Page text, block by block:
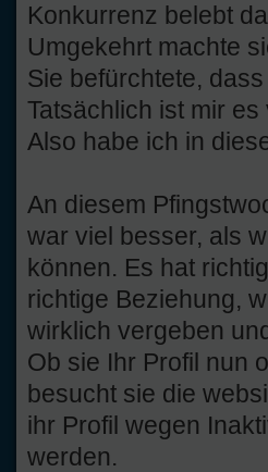
Konkurrenz belebt
Umgekehrt machte
Sie befürchtete,
Tatsächlich ist mir
Also habe ich in
An diesem
war viel besser, als
können. Es hat
richtige Beziehung,
wirklich vergeben
Ob sie Ihr Profil nun
besucht sie die
ihr Profil wegen
werden.